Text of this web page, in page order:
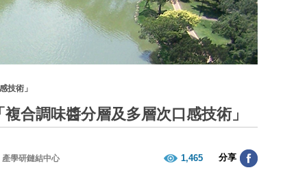
技術」
合調味醬分層及多層次口感技術」
產學研鏈結中心 1,465 分享